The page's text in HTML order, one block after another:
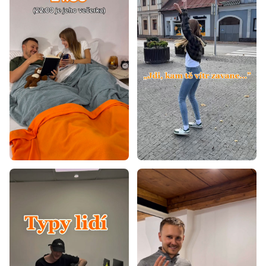
Koberce 80x200
Koberce 80x300
Koberce 90x200
Koberce 100x200
Koberce 120x160
Koberce 120x170
Koberce 120x180
Koberce 120x200
Koberce 140x190
Koberce 140x200
Koberce 160x200
Koberce 160x220
Koberce 160x230
Koberce 170x240
Koberce 180x260